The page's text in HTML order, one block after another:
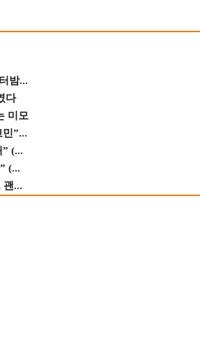
밤...
다
미모
”...
(...
(...
괜...